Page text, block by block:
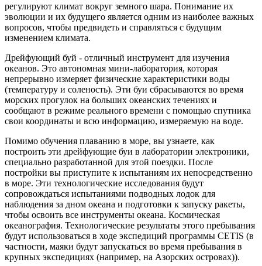
регулируют климат вокруг земного шара. Понимание их
эволюции и их будущего является одним из наиболее важных
вопросов, чтобы предвидеть и справляться с будущим
изменением климата.
Дрейфующий буй - отличный инструмент для изучения
океанов. Это автономная мини-лаборатория, которая
непрерывно измеряет физические характеристики воды
(температуру и соленость). Эти буи сбрасываются во время
морских прогулок на больших океанских течениях и
сообщают в режиме реального времени с помощью спутника
свои координаты и всю информацию, измеряемую на воде.
Помимо обучения плаванию в море, вы узнаете, как
построить эти дрейфующие буи в лаборатории электроники,
специально разработанной для этой поездки. После
постройки вы приступите к испытаниям их непосредственно
в море. Эти технологические исследования будут
сопровождаться испытаниями подводных лодок для
наблюдения за дном океана и подготовки к запуску ракеты,
чтобы освоить все инструменты океана. Космическая
океанография. Технологические результаты этого пребывания
будут использоваться в ходе экспедиций программы CETIS (в
частности, маяки будут запускаться во время пребывания в
крупных экспедициях (например, на Азорских островах)).